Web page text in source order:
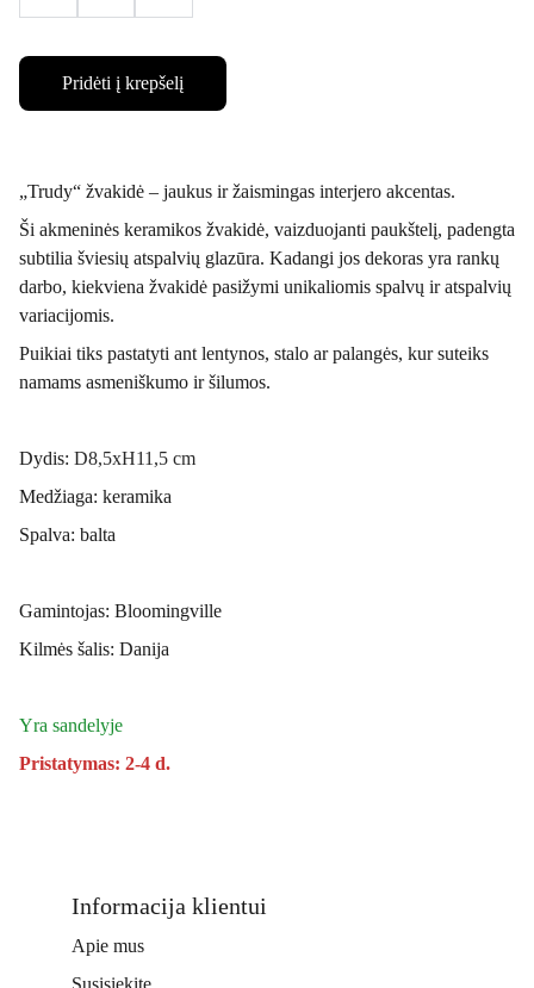
Pridėti į krepšelį
„Trudy“ žvakidė – jaukus ir žaismingas interjero akcentas.
Ši akmeninės keramikos žvakidė, vaizduojanti paukštelį, padengta
subtilia šviesių atspalvių glazūra. Kadangi jos dekoras yra rankų
darbo, kiekviena žvakidė pasižymi unikaliomis spalvų ir atspalvių
variacijomis.
Puikiai tiks pastatyti ant lentynos, stalo ar palangės, kur suteiks
namams asmeniškumo ir šilumos.
Dydis: D8,5xH11,5 cm
Medžiaga: keramika
Spalva: balta
Gamintojas: Bloomingville
Kilmės šalis: Danija
Yra sandelyje
Pristatymas: 2-4 d.
Apie mus
Informacija klientui
Susisiekite